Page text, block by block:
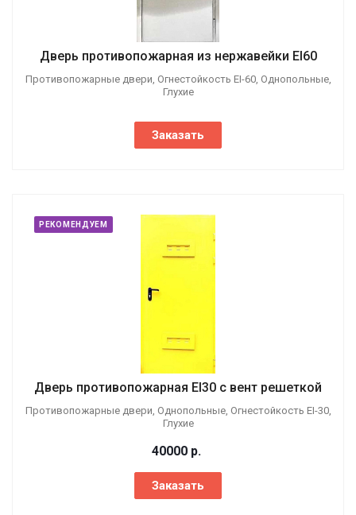
Дверь противопожарная из нержавейки EI60
Противопожарные двери, Огнестойкость EI-60, Однопольные,
Глухие
Заказать
РЕКОМЕНДУЕМ
Дверь противопожарная EI30 с вент решеткой
Противопожарные двери, Однопольные, Огнестойкость EI-30,
Глухие
40000 р.
Заказать